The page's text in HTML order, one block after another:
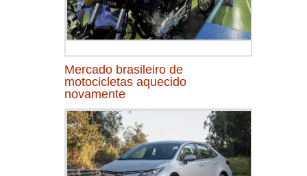
Mercado brasileiro de
motocicletas aquecido
novamente